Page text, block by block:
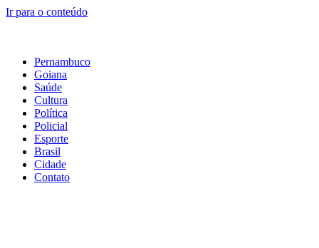
Ir para o conteúdo
Pernambuco
Goiana
Saúde
Cultura
Política
Policial
Esporte
Brasil
Cidade
Contato